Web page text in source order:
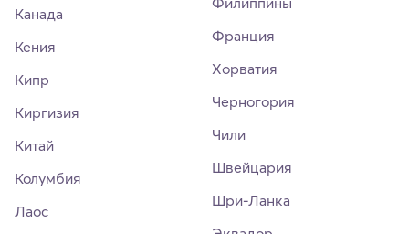
Канада
Кения
Кипр
Киргизия
Китай
Колумбия
Лаос
Франция
Хорватия
Черногория
Чили
Швейцария
Шри-Ланка